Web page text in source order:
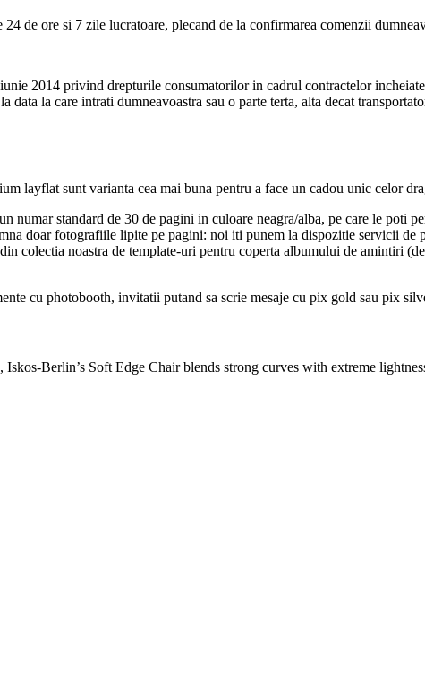
de ore si 7 zile lucratoare, plecand de la confirmarea comenzii
2014 privind drepturile consumatorilor in cadrul contractelor
la care intrati dumneavoastra sau o parte terta, alta decat
layflat sunt varianta cea mai buna pentru a face un cadou unic celor
numar standard de 30 de pagini in culoare neagra/alba, pe care le poti
doar fotografiile lipite pe pagini: noi iti punem la dispozitie servicii de
colectia noastra de template-uri pentru coperta albumului de amintiri
cu photobooth, invitatii putand sa scrie mesaje cu pix gold sau pix
Berlin’s Soft Edge Chair blends strong curves with extreme